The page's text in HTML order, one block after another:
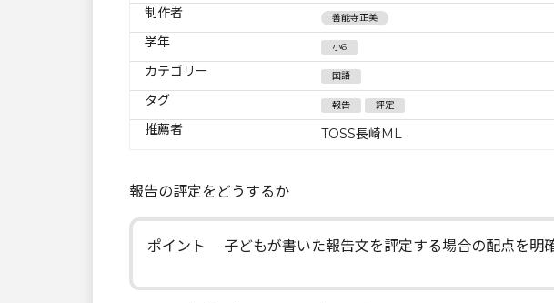
制作者
善能寺正美
学年 小6
カテゴリー 国語
タグ 報告 評定
推薦者 TOSS長崎ML
報告の評定をどうするか
ポイント 子どもが書いた報告文を評定する場合の配点を明確